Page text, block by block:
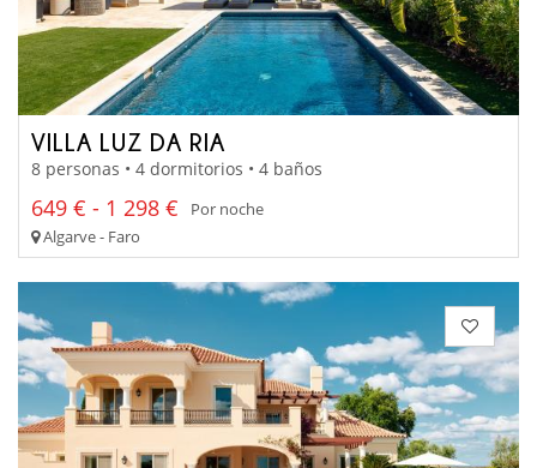
VILLA LUZ DA RIA
8 personas • 4 dormitorios • 4 baños
649 € - 1 298 €
Por noche
Algarve - Faro